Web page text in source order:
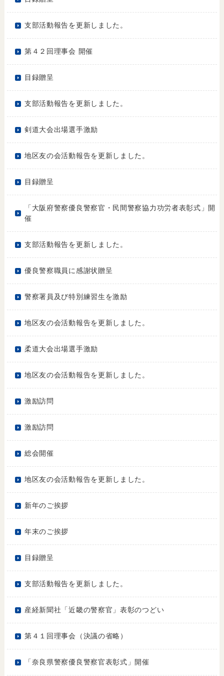
支部活動報告を更新しました。
第４２回理事会 開催
目録贈呈
支部活動報告を更新しました。
剣道大会出場選手激励
地区友の会活動報告を更新しました。
目録贈呈
「大阪府警察優良警察官・民間警察協力功労者表彰式」開
催
支部活動報告を更新しました。
優良警察職員に感謝状贈呈
警察署員及び特別練習生を激励
地区友の会活動報告を更新しました。
柔道大会出場選手激励
地区友の会活動報告を更新しました。
激励訪問
激励訪問
総会開催
地区友の会活動報告を更新しました。
新年のご挨拶
年末のご挨拶
目録贈呈
支部活動報告を更新しました。
産経新聞社「近畿の警察官」表彰のつどい
第４１回理事会（決議の省略）
「奈良県警察優良警察官表彰式」開催